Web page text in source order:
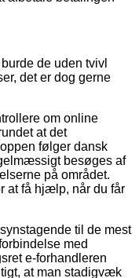
de uden tvivl
det er dog gerne
om online
at det
følger dansk
besøges af
på området.
at få hjælp, når du får
til de mest
med
e-forhandleren
at man stadigvæk